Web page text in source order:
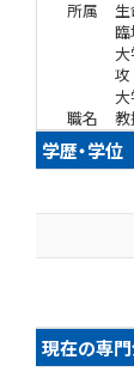
所属
臨
大
攻
職名
学歴・学位
現在の専